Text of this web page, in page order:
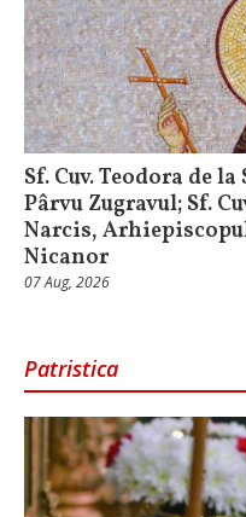
Sf. Cuv. Teodora de
Pârvu Zugravul; Sf.
Narcis,
Nicanor
07 Aug, 2026
Patristica